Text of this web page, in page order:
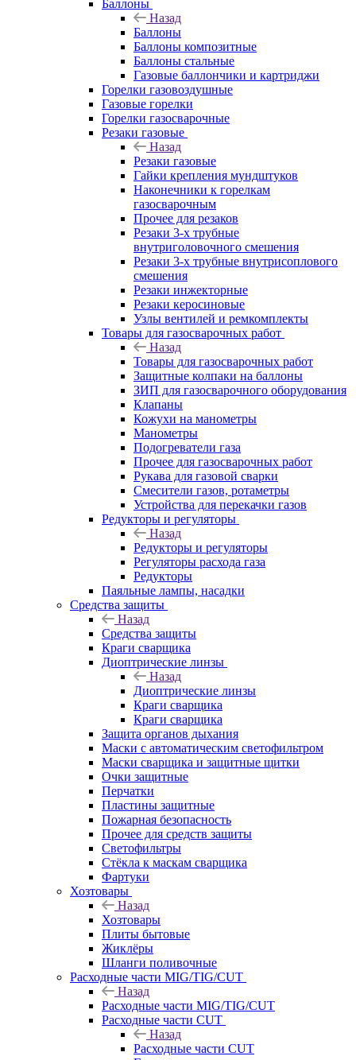
Баллоны
Назад
Баллоны
Баллоны композитные
Баллоны стальные
Газовые баллончики и картриджи
Горелки газовоздушные
Газовые горелки
Горелки газосварочные
Резаки газовые
Назад
Резаки газовые
Гайки крепления мундштуков
Наконечники к горелкам
газосварочным
Прочее для резаков
Резаки 3-х трубные
внутриголовочного смешения
Резаки 3-х трубные внутрисоплового
смешения
Резаки инжекторные
Резаки керосиновые
Узлы вентилей и ремкомплекты
Товары для газосварочных работ
Назад
Товары для газосварочных работ
Защитные колпаки на баллоны
ЗИП для газосварочного оборудования
Клапаны
Кожухи на манометры
Манометры
Подогреватели газа
Прочее для газосварочных работ
Рукава для газовой сварки
Смесители газов, ротаметры
Устройства для перекачки газов
Редукторы и регуляторы
Назад
Редукторы и регуляторы
Регуляторы расхода газа
Редукторы
Паяльные лампы, насадки
Средства защиты
Назад
Средства защиты
Краги сварщика
Диоптрические линзы
Назад
Диоптрические линзы
Краги сварщика
Краги сварщика
Защита органов дыхания
Маски с автоматическим светофильтром
Маски сварщика и защитные щитки
Очки защитные
Перчатки
Пластины защитные
Пожарная безопасность
Прочее для средств защиты
Светофильтры
Стёкла к маскам сварщика
Фартуки
Хозтовары
Назад
Хозтовары
Плиты бытовые
Жиклёры
Шланги поливочные
Расходные части MIG/TIG/CUT
Назад
Расходные части MIG/TIG/CUT
Расходные части CUT
Назад
Расходные части CUT